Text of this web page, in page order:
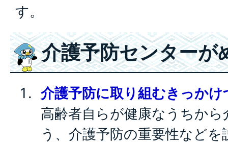
す。
介護予防センターが
介護予防に取り組むきっかけ
高齢者自らが健康なうちか
う、介護予防の重要性など